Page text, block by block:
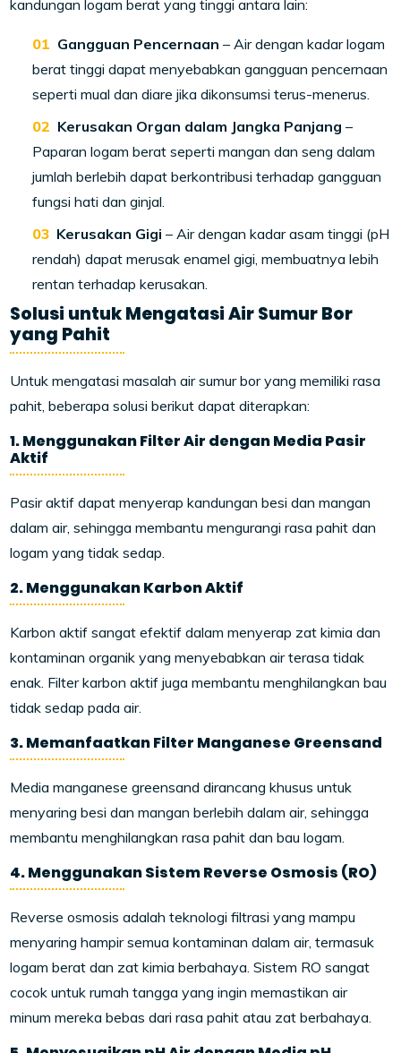
kandungan logam berat yang tinggi antara lain:
Gangguan Pencernaan – Air dengan kadar logam
berat tinggi dapat menyebabkan gangguan pencernaan
seperti mual dan diare jika dikonsumsi terus-menerus.
Kerusakan Organ dalam Jangka Panjang –
Paparan logam berat seperti mangan dan seng dalam
jumlah berlebih dapat berkontribusi terhadap gangguan
fungsi hati dan ginjal.
Kerusakan Gigi – Air dengan kadar asam tinggi (pH
rendah) dapat merusak enamel gigi, membuatnya lebih
rentan terhadap kerusakan.
Solusi untuk Mengatasi Air Sumur Bor
yang Pahit
Untuk mengatasi masalah air sumur bor yang memiliki rasa
pahit, beberapa solusi berikut dapat diterapkan:
1. Menggunakan Filter Air dengan Media Pasir
Aktif
Pasir aktif dapat menyerap kandungan besi dan mangan
dalam air, sehingga membantu mengurangi rasa pahit dan
logam yang tidak sedap.
2. Menggunakan Karbon Aktif
Karbon aktif sangat efektif dalam menyerap zat kimia dan
kontaminan organik yang menyebabkan air terasa tidak
enak. Filter karbon aktif juga membantu menghilangkan bau
tidak sedap pada air.
3. Memanfaatkan Filter Manganese Greensand
Media manganese greensand dirancang khusus untuk
menyaring besi dan mangan berlebih dalam air, sehingga
membantu menghilangkan rasa pahit dan bau logam.
4. Menggunakan Sistem Reverse Osmosis (RO)
Reverse osmosis adalah teknologi filtrasi yang mampu
menyaring hampir semua kontaminan dalam air, termasuk
logam berat dan zat kimia berbahaya. Sistem RO sangat
cocok untuk rumah tangga yang ingin memastikan air
minum mereka bebas dari rasa pahit atau zat berbahaya.